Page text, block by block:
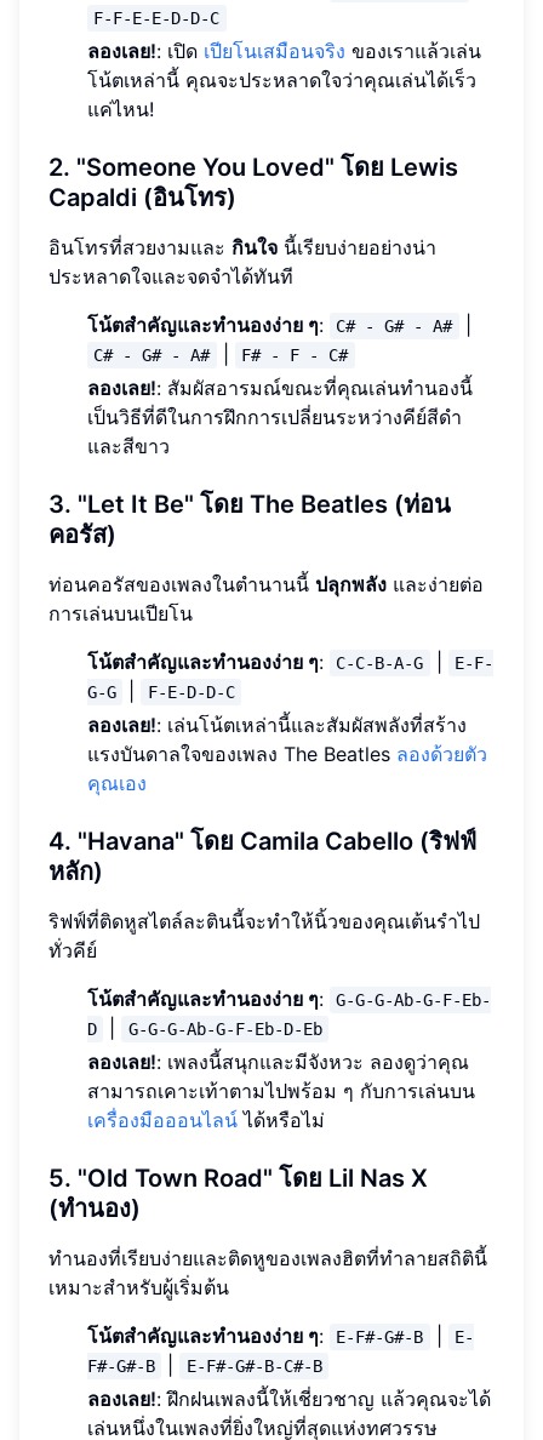
F-F-E-E-D-D-C
ลองเลย!: เปิด เปียโนเสมือนจริง ของเราแล้วเล่น
โน้ตเหล่านี้ คุณจะประหลาดใจว่าคุณเล่นได้เร็ว
แค่ไหน!
2. "Someone You Loved" โดย Lewis
Capaldi (อินโทร)
อินโทรที่สวยงามและ กินใจ นี้เรียบง่ายอย่างน่า
ประหลาดใจและจดจำได้ทันที
โน้ตสำคัญและทำนองง่าย ๆ: C# - G# - A#
C# - G# - A# F# - F - C#
ลองเลย!: สัมผัสอารมณ์ขณะที่คุณเล่นทำนองนี้
เป็นวิธีที่ดีในการฝึกการเปลี่ยนระหว่างคีย์สีดำ
และสีขาว
3. "Let It Be" โดย The Beatles (ท่อน
คอรัส)
ท่อนคอรัสของเพลงในตำนานนี้ ปลุกพลัง และง่ายต่อ
การเล่นบนเปียโน
โน้ตสำคัญและทำนองง่าย ๆ: C-C-B-A-G
E-F-
G-G
F-E-D-D-C
ลองเลย!: เล่นโน้ตเหล่านี้และสัมผัสพลังที่สร้าง
แรงบันดาลใจของเพลง The Beatles ลองด้วยตัว
คุณเอง
4. "Havana" โดย Camila Cabello (ริฟฟ์
หลัก)
ริฟฟ์ที่ติดหูสไตล์ละตินนี้จะทำให้นิ้วของคุณเต้นรำไป
ทั่วคีย์
โน้ตสำคัญและทำนองง่าย ๆ:
G-G-G-Ab-G-F-Eb-
D
G-G-G-Ab-G-F-Eb-D-Eb
ลองเลย!: เพลงนี้สนุกและมีจังหวะ ลองดูว่าคุณ
สามารถเคาะเท้าตามไปพร้อม ๆ กับการเล่นบน
เครื่องมือออนไลน์ ได้หรือไม่
5. "Old Town Road" โดย Lil Nas X
(ทำนอง)
ทำนองที่เรียบง่ายและติดหูของเพลงฮิตที่ทำลายสถิตินี้
เหมาะสำหรับผู้เริ่มต้น
โน้ตสำคัญและทำนองง่าย ๆ: E-F#-G#-B
E-
F#-G#-B
E-F#-G#-B-C#-B
ลองเลย!: ฝึกฝนเพลงนี้ให้เชี่ยวชาญ แล้วคุณจะได้
เล่นหนึ่งในเพลงที่ยิ่งใหญ่ที่สุดแห่งทศวรรษ